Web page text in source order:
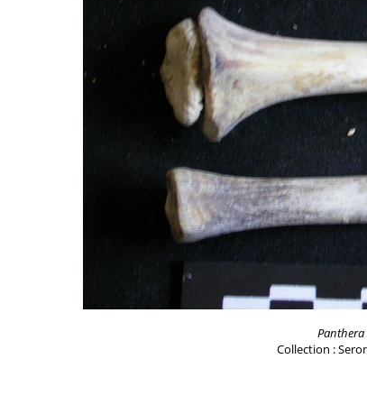
Panthera
Collection :